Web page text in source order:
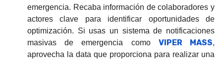
emergencia. Recaba información de colaboradores y
actores clave para identificar oportunidades de
optimización. Si usas un sistema de notificaciones
masivas de emergencia como VIPER MASS,
aprovecha la data que proporciona para realizar una